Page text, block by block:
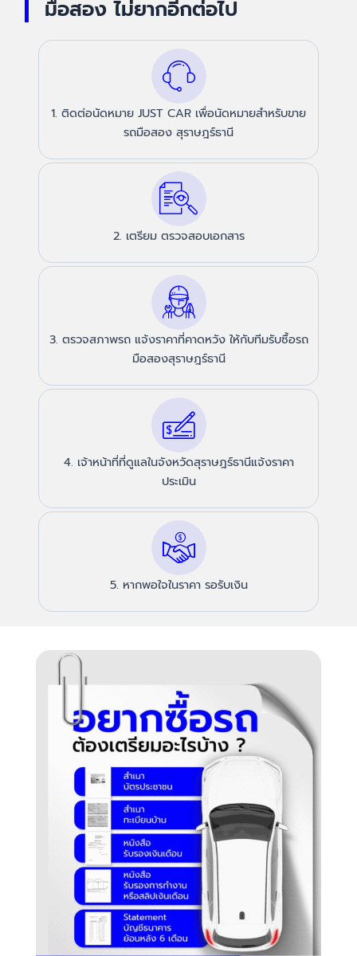
มือสอง ไม่ยากอีกต่อไป
1. ติดต่อนัดหมาย JUST CAR เพื่อนัดหมายสำหรับขาย
รถมือสอง สุราษฎร์ธานี
2. เตรียม ตรวจสอบเอกสาร
3. ตรวจสภาพรถ แจ้งราคาที่คาดหวัง ให้กับทีมรับซื้อรถ
มือสองสุราษฎร์ธานี
4. เจ้าหน้าที่ที่ดูแลในจังหวัดสุราษฎร์ธานีแจ้งราคา
ประเมิน
5. หากพอใจในราคา รอรับเงิน